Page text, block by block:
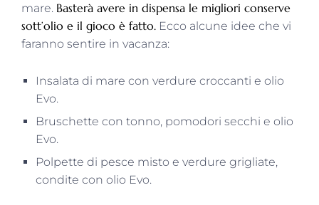
mare. Basterà avere in dispensa le migliori conserve
sott’olio e il gioco è fatto. Ecco alcune idee che vi
faranno sentire in vacanza:
Insalata di mare con verdure croccanti e olio
Evo.
Bruschette con tonno, pomodori secchi e olio
Evo.
Polpette di pesce misto e verdure grigliate,
condite con olio Evo.